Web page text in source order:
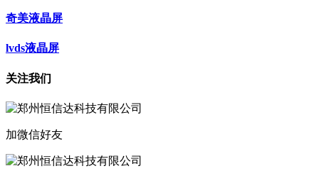
奇美液晶屏
lvds液晶屏
关注我们
加微信好友